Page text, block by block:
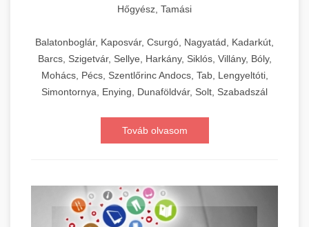
Hőgyész, Tamási
Balatonboglár, Kaposvár, Csurgó, Nagyatád, Kadarkút,
Barcs, Szigetvár, Sellye, Harkány, Siklós, Villány, Bóly,
Mohács, Pécs, Szentlőrinc Andocs, Tab, Lengyeltóti,
Simontornya, Enying, Dunaföldvár, Solt, Szabadszál
Továb olvasom